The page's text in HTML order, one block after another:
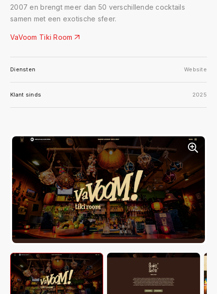
2007 en brengt meer dan 50 verschillende cocktails
samen met een exotische sfeer.
VaVoom Tiki Room
Diensten Website
Klant sinds 2025